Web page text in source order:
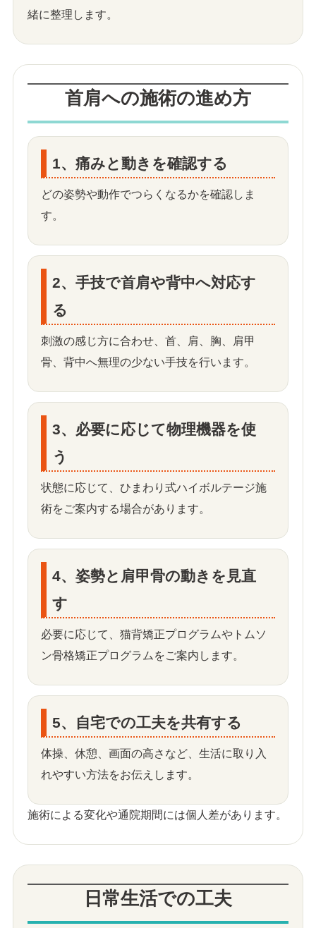
緒に整理します。
首肩への施術の進め方
1、痛みと動きを確認する
どの姿勢や動作でつらくなるかを確認しま
す。
2、手技で首肩や背中へ対応す
る
刺激の感じ方に合わせ、首、肩、胸、肩甲
骨、背中へ無理の少ない手技を行います。
3、必要に応じて物理機器を使
う
状態に応じて、ひまわり式ハイボルテージ施
術をご案内する場合があります。
4、姿勢と肩甲骨の動きを見直
す
必要に応じて、猫背矯正プログラムやトムソ
ン骨格矯正プログラムをご案内します。
5、自宅での工夫を共有する
体操、休憩、画面の高さなど、生活に取り入
れやすい方法をお伝えします。
施術による変化や通院期間には個人差があります。
日常生活での工夫